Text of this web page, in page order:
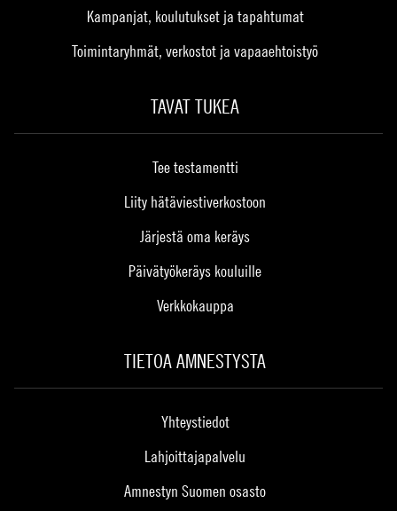
Kampanjat, koulutukset ja tapahtumat
Toimintaryhmät, verkostot ja vapaaehtoistyö
TAVAT TUKEA
Tee testamentti
Liity hätäviestiverkostoon
Järjestä oma keräys
Päivätyökeräys kouluille
Verkkokauppa
TIETOA AMNESTYSTA
Yhteystiedot
Lahjoittajapalvelu
Amnestyn Suomen osasto